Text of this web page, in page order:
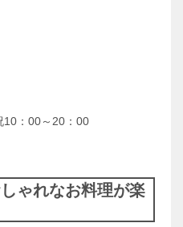
10：00～20：00
ゃれなお料理が楽